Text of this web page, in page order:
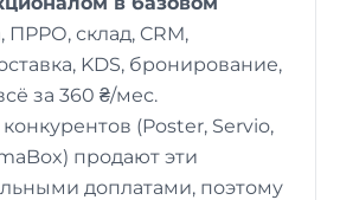
ПРРО, склад, CRM,
KDS, бронирование,
за 360 ₴/мес.
(Poster, Servio,
продают эти
доплатами, поэтому